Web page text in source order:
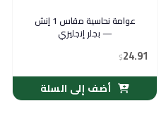
عوامة نحاسية مقاس 1 إنش
— بجلر إنجليزي
$24.91
أضف إلى السلة